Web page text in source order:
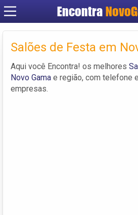
Encontra
Criar
Salões de Festa em
Aqui você Encontra! os melhores
Novo Gama e região, com telefone
empresas.